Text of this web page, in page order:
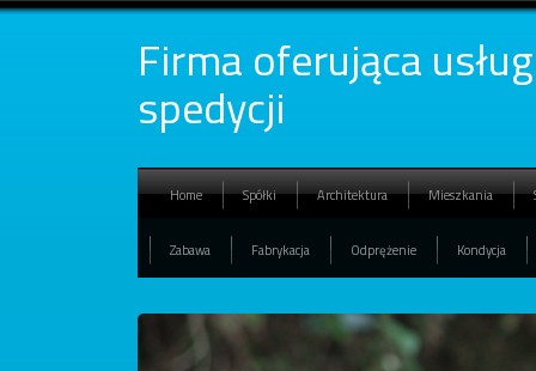
Firma oferująca
spedycji
Home Spółki Architektura Mieszkania
Zabawa Fabrykacja Odprężenie Kondycja